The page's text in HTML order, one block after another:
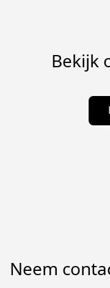
Bekijk
Neem